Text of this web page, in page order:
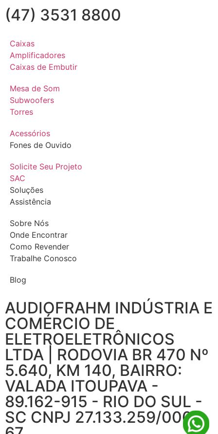
(47) 3531 8800
Caixas
Amplificadores
Caixas de Embutir
Mesa de Som
Subwoofers
Torres
Acessórios
Fones de Ouvido
Solicite Seu Projeto
SAC
Soluções
Assistência
Sobre Nós
Onde Encontrar
Como Revender
Trabalhe Conosco
Blog
AUDIOFRAHM INDÚSTRIA E
COMÉRCIO DE
ELETROELETRÔNICOS
LTDA | RODOVIA BR 470 Nº
5.640, KM 140, BAIRRO:
VALADA ITOUPAVA -
89.162-915 - RIO DO SUL -
SC CNPJ 27.133.259/0001-